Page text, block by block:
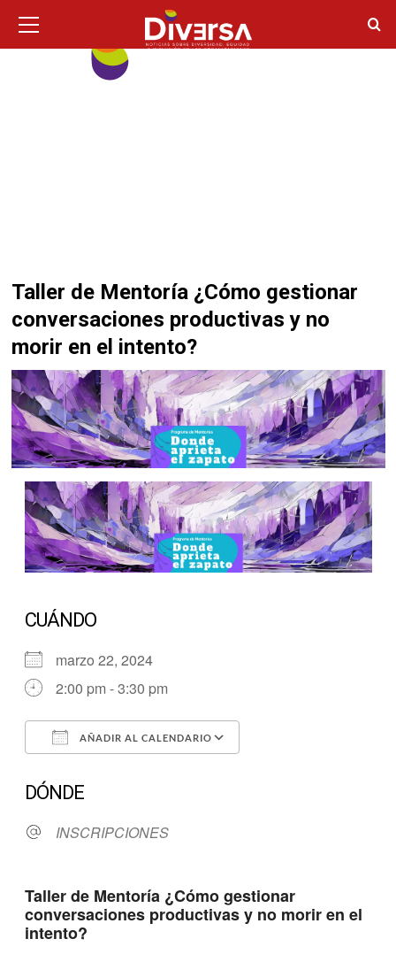
contenido
principal
Taller de Mentoría ¿Cómo gestionar
conversaciones productivas y no
morir en el intento?
CUÁNDO
marzo 22, 2024
2:00 pm - 3:30 pm
AÑADIR AL CALENDARIO
DÓNDE
INSCRIPCIONES
Taller de Mentoría ¿Cómo gestionar
conversaciones productivas y no morir en el
intento?